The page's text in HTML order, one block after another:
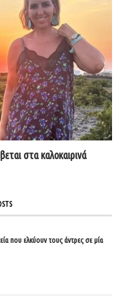
στα καλοκαιρινά
που ελκύουν τους άντρες σε μία